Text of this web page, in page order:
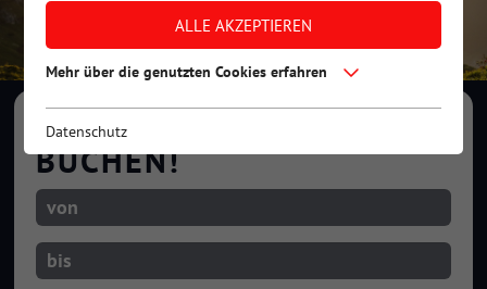
JETZT AUSRÜSTUNG
BUCHEN!
ALLE AKZEPTIEREN
Mehr über die genutzten Cookies erfahren
Datenschutz